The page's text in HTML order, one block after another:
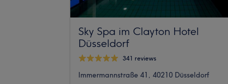
Sky Spa im Clayton Hotel
Düsseldorf
341 reviews
Immermannstraße 41, 40210 Düsseldorf